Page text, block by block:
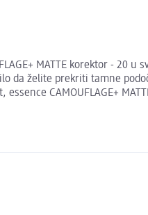
MATTE korektor - 20
da želite prekriti tamne
CAMOUFLAGE+